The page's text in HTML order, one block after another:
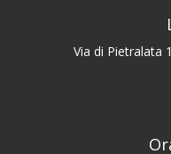
Via di Pietralata